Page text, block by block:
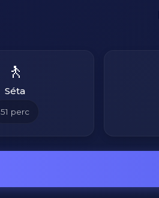
🚶
Séta
51 perc